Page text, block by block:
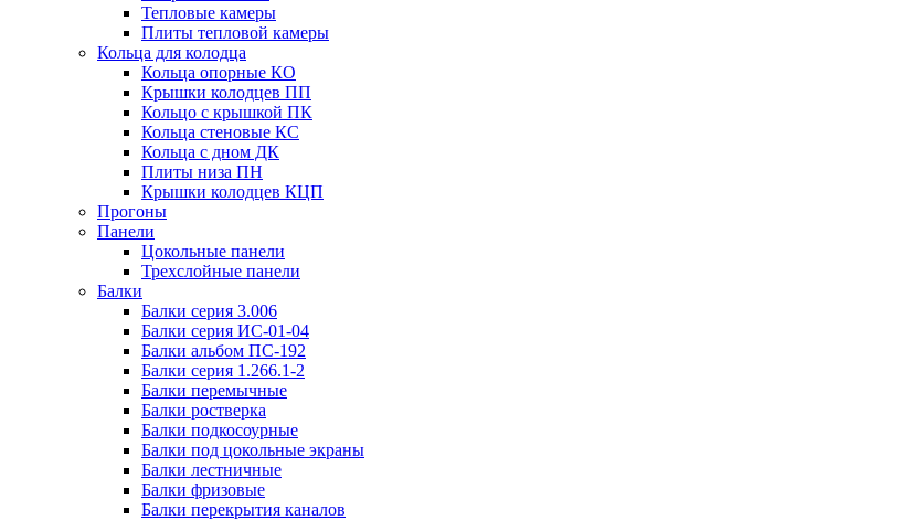
Тепловые камеры
Плиты тепловой камеры
Кольца для колодца
Кольца опорные КО
Крышки колодцев ПП
Кольцо с крышкой ПК
Кольца стеновые КС
Кольца с дном ДК
Плиты низа ПН
Крышки колодцев КЦП
Прогоны
Панели
Цокольные панели
Трехслойные панели
Балки
Балки серия 3.006
Балки серия ИС-01-04
Балки альбом ПС-192
Балки серия 1.266.1-2
Балки перемычные
Балки ростверка
Балки подкосоурные
Балки под цокольные экраны
Балки лестничные
Балки фризовые
Балки перекрытия каналов